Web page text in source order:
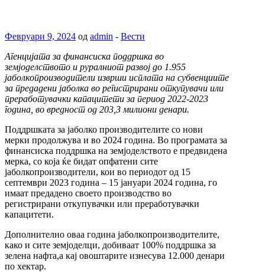
Февруари 9, 2024 од admin - Вести
Агенцијата за финансиска поддршка во
земјоделството и руралниот развој до 1.955
јаболкопроизводители изврши исплата на субвенциите
за предадени јаболка во регистрирани откупувачи или
преработувачки капацитети за период 2022-2023
година, во вредност од 203,3 милиони денари.
Поддршката за јаболко производителите со нови
мерки продолжува и во 2024 година. Во програмата за
финансиска поддршка на земјоделството е предвидена
мерка, со која ќе бидат опфатени сите
јаболкопроизводители, кои во периодот од 15
септември 2023 година – 15 јануари 2024 година, го
имаат предадено своето производство во
регистрирани откупувачки или преработувачки
капацитети.
Дополнително оваа година јаболкопроизводителите,
како и сите земјоделци, добиваат 100% поддршка за
зелена нафта,а кај овоштарите изнесува 12.000 денари
по хектар.